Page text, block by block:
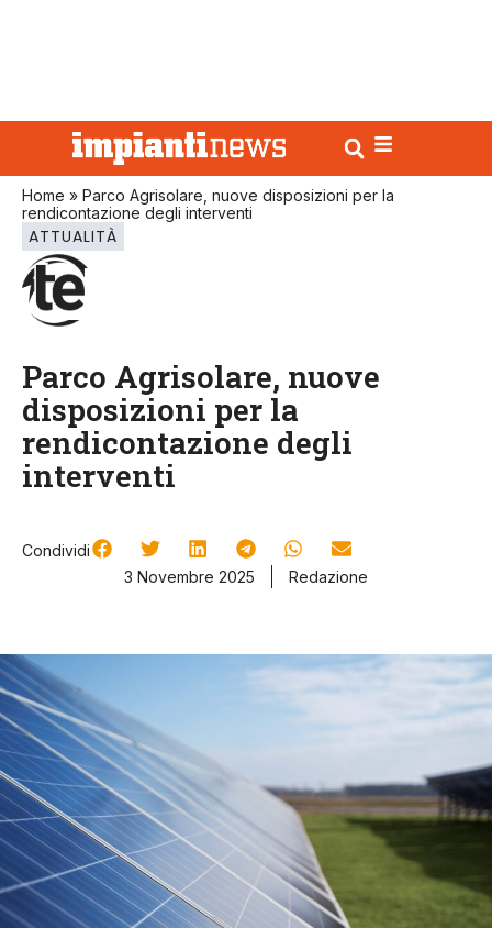
Home » Parco Agrisolare, nuove disposizioni per la
rendicontazione degli interventi
ATTUALITÀ
Parco Agrisolare, nuove
disposizioni per la
rendicontazione degli
interventi
Condividi
3 Novembre 2025
Redazione